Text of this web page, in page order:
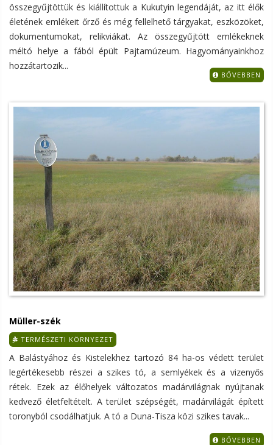
összegyűjtöttük és kiállítottuk a Kukutyin legendáját, az itt élők
életének emlékeit őrző és még fellelhető tárgyakat, eszközöket,
dokumentumokat, relikviákat. Az összegyűjtött emlékeknek
méltó helye a fából épült Pajtamúzeum. Hagyományainkhoz
hozzátartozik...
BŐVEBBEN
Müller-szék
TERMÉSZETI KÖRNYEZET
A Balástyához és Kistelekhez tartozó 84 ha-os védett terület
legértékesebb részei a szikes tó, a semlyékek és a vizenyős
rétek. Ezek az élőhelyek változatos madárvilágnak nyújtanak
kedvező életfeltételt. A terület szépségét, madárvilágát épített
toronyból csodálhatjuk. A tó a Duna-Tisza közi szikes tavak...
BŐVEBBEN